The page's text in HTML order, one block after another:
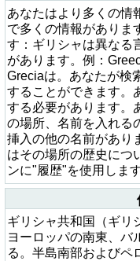
あなたはより多くの情
で多くの情報がありま
す：ギリシャは異なる
があります。例：
Greciaは。あなたが検
することができます。
する必要があります。
の場所、名前を入れる
挿入の他の名前があり
はその場所の歴史につ
ンに"履歴"を使用します
ギリシャ共和国（ギリ
ヨーロッパの南東、バ
る。半島南部およびペ